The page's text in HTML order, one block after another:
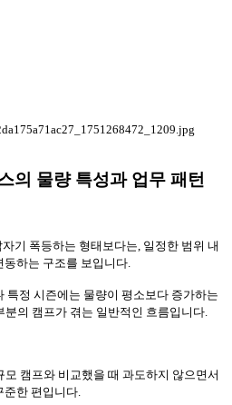
의 물량 특성과 업무 패턴
기 폭등하는 형태보다는, 일정한 범위 내
하는 구조를 보입니다.
특정 시즌에는 물량이 평소보다 증가하는
의 캠프가 겪는 일반적인 흐름입니다.
캠프와 비교했을 때 과도하지 않으면서
준한 편입니다.